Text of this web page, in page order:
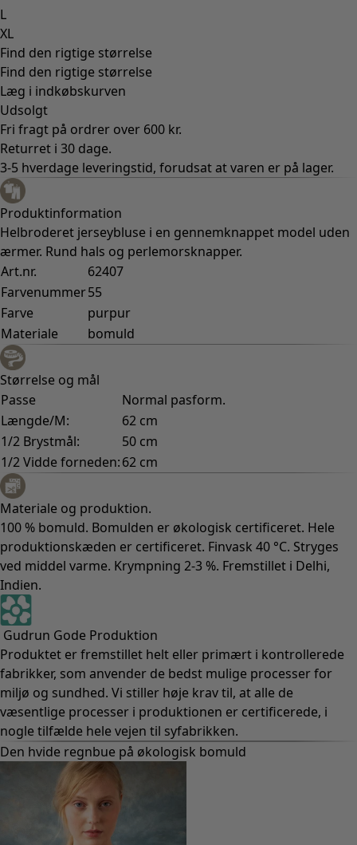
L
XL
Find den rigtige størrelse
Find den rigtige størrelse
Læg i indkøbskurven
Udsolgt
Fri fragt på ordrer over 600 kr.
Returret i 30 dage.
3-5 hverdage leveringstid, forudsat at varen er på lager.
Produktinformation
Helbroderet jerseybluse i en gennemknappet model uden
ærmer. Rund hals og perlemorsknapper.
Art.nr.
62407
Farvenummer55
Farve
purpur
Materiale
bomuld
Størrelse og mål
Passe
Normal pasform.
Længde/M:
62 cm
1/2 Brystmål:
50 cm
1/2 Vidde forneden:62 cm
Materiale og produktion.
100 % bomuld. Bomulden er økologisk certificeret. Hele
produktionskæden er certificeret. Finvask 40 °C. Stryges
ved middel varme. Krympning 2-3 %. Fremstillet i Delhi,
Indien.
Gudrun Gode Produktion
Produktet er fremstillet helt eller primært i kontrollerede
fabrikker, som anvender de bedst mulige processer for
miljø og sundhed. Vi stiller høje krav til, at alle de
væsentlige processer i produktionen er certificerede, i
nogle tilfælde hele vejen til syfabrikken.
Den hvide regnbue på økologisk bomuld